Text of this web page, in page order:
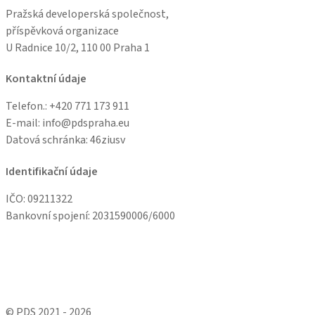
Pražská developerská společnost,
příspěvková organizace
U Radnice 10/2, 110 00 Praha 1
Kontaktní údaje
Telefon.: +420 771 173 911
E-mail: info@pdspraha.eu
Datová schránka:46ziusv
Identifikační údaje
IČO: 09211322
Bankovní spojení: 2031590006/6000